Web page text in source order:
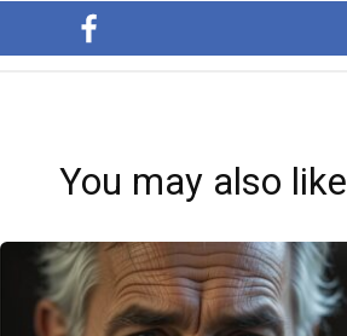
You may also like